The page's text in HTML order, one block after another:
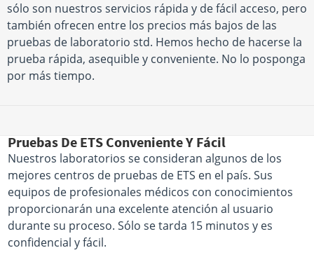
sólo son nuestros servicios rápida y de fácil acceso, pero
también ofrecen entre los precios más bajos de las
pruebas de laboratorio std. Hemos hecho de hacerse la
prueba rápida, asequible y conveniente. No lo posponga
por más tiempo.
Pruebas De ETS Conveniente Y Fácil
Nuestros laboratorios se consideran algunos de los
mejores centros de pruebas de ETS en el país. Sus
equipos de profesionales médicos con conocimientos
proporcionarán una excelente atención al usuario
durante su proceso. Sólo se tarda 15 minutos y es
confidencial y fácil.